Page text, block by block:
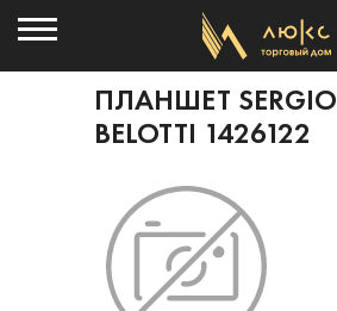
ПЛАНШЕТ SERGIO
BELOTTI 1426122